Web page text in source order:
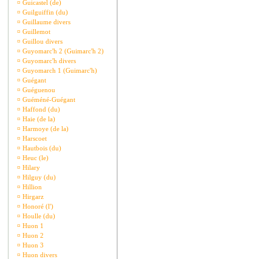
¤ Guicastel (de)
¤ Guilguiffin (du)
¤ Guillaume divers
¤ Guillemot
¤ Guillou divers
¤ Guyomarc'h 2 (Guimarc'h 2)
¤ Guyomarc'h divers
¤ Guyomarch 1 (Guimarc'h)
¤ Guégant
¤ Guéguenou
¤ Guéméné-Guégant
¤ Haffond (du)
¤ Haie (de la)
¤ Harmoye (de la)
¤ Harscoet
¤ Hautbois (du)
¤ Heuc (le)
¤ Hilary
¤ Hilguy (du)
¤ Hillion
¤ Hirgarz
¤ Honoré (l')
¤ Houlle (du)
¤ Huon 1
¤ Huon 2
¤ Huon 3
¤ Huon divers